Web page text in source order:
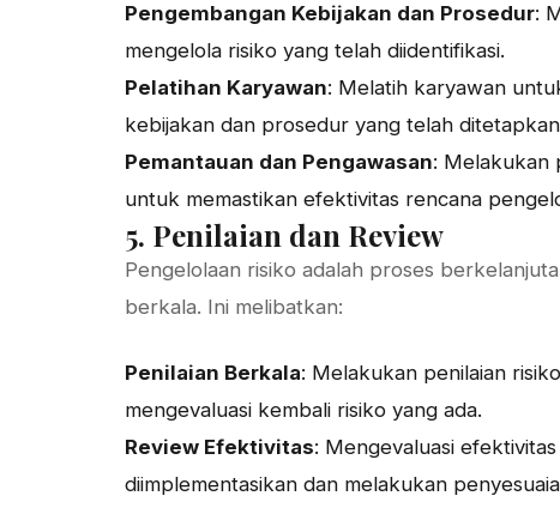
Pengembangan Kebijakan dan Prosedur:
mengelola risiko yang telah diidentifikasi.
Pelatihan Karyawan: Melatih karyawan
kebijakan dan prosedur yang telah
Pemantauan dan Pengawasan: Melakukan
untuk memastikan efektivitas rencana
5. Penilaian dan Review
Pengelolaan risiko adalah proses
berkala. Ini melibatkan:
Penilaian Berkala: Melakukan penilaian
mengevaluasi kembali risiko yang ada.
Review Efektivitas: Mengevaluasi
diimplementasikan dan melakukan